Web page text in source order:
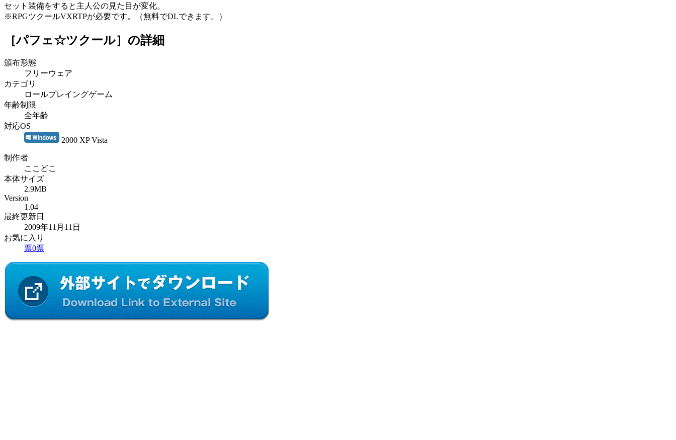
セット装備をすると主人公の見た目が変化。
※RPGツクールVXRTPが必要です。（無料でDLできます。）
［パフェ☆ツクール］ の詳細
頒布形態
フリーウェア
カテゴリ
ロールプレイングゲーム
年齢制限
全年齢
対応OS
2000 XP Vista
制作者
ここどこ
本体サイズ
2.9MB
Version
1.04
最終更新日
2009年11月11日
お気に入り
票0票